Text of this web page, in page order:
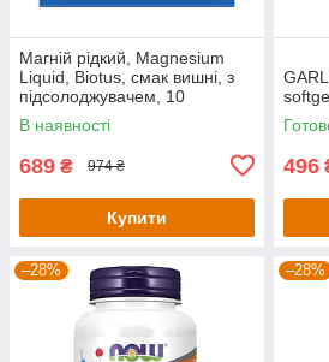
Магній рідкий, Magnesium
Liquid, Biotus, смак вишні, з
підсолоджувачем, 10
флаконів по 20 мл кожен
В наявності
689 ₴ 974 ₴
Купити
496
–28% –28%